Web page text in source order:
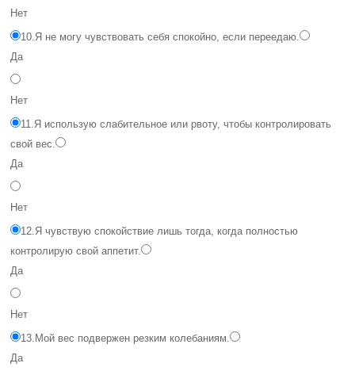
Нет
10.Я не могу чувствовать себя спокойно, если переедаю.
Да
Нет
11.Я использую слабительное или рвоту, чтобы контролировать
свой вес.
Да
Нет
12.Я чувствую спокойствие лишь тогда, когда полностью
контролирую свой аппетит.
Да
Нет
13. Мой вес подвержен резким колебаниям.
Да